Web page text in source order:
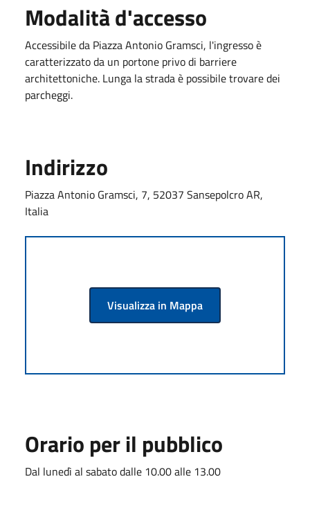
Modalità d'accesso
Accessibile da Piazza Antonio Gramsci, l'ingresso è
caratterizzato da un portone privo di barriere
architettoniche. Lunga la strada è possibile trovare dei
parcheggi.
Indirizzo
Piazza Antonio Gramsci, 7, 52037 Sansepolcro AR,
Italia
Visualizza in Mappa
Orario per il pubblico
Dal lunedì al sabato dalle 10.00 alle 13.00